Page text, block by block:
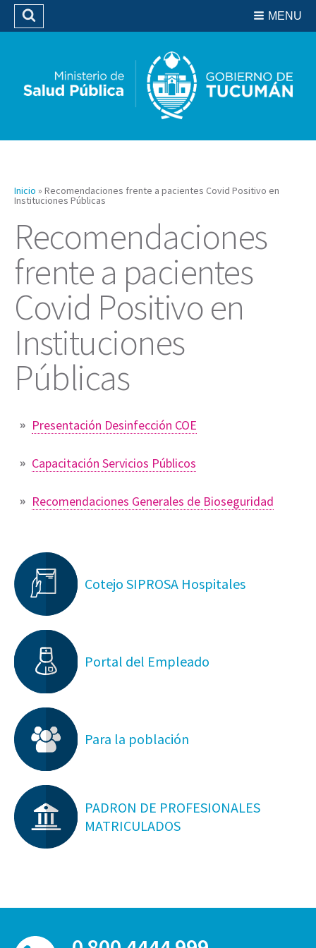
Biblioteca
MENU
Buscar
Inicio » Recomendaciones frente a pacientes Covid Positivo en
Instituciones Públicas
Recomendaciones
frente a pacientes
Covid Positivo en
Instituciones
Públicas
Presentación Desinfección COE
Capacitación Servicios Públicos
Recomendaciones Generales de Bioseguridad
Cotejo SIPROSA Hospitales
Portal del Empleado
Para la población
PADRON DE PROFESIONALES
MATRICULADOS